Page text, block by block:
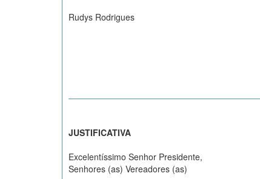
Rudys Rodrigues
JUSTIFICATIVA
Excelentíssimo Senhor Presidente,
Senhores (as) Vereadores (as)